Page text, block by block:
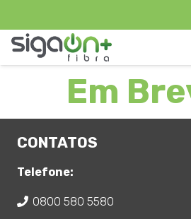
Em
CONTATOS
Telefone:
0800 580 5580